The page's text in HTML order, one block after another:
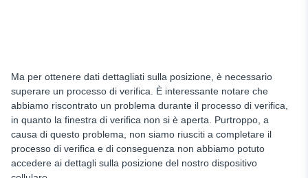
Ma per ottenere dati dettagliati sulla posizione, è necessario
superare un processo di verifica. È interessante notare che
abbiamo riscontrato un problema durante il processo di verifica,
in quanto la finestra di verifica non si è aperta. Purtroppo, a
causa di questo problema, non siamo riusciti a completare il
processo di verifica e di conseguenza non abbiamo potuto
accedere ai dettagli sulla posizione del nostro dispositivo